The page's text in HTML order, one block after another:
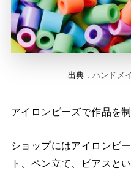
出典 : ハンドメ
アイロンビーズで作品を
ショップにはアイロンビ
ト、ペン立て、ピアスと